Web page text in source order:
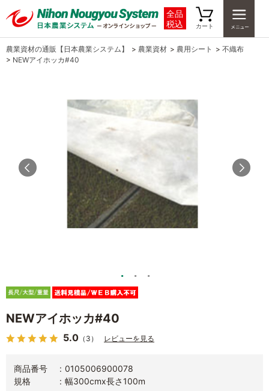
全品
税込
カート
農業資材の通販【日本農業システム】 > 農業資材 > 農用シート > 不織布
> NEWアイホッカ#40
NEWアイホッカ#40
5.0 （3） レビューを見る
商品番号
0105006900078
規格
幅300cmx長さ100m